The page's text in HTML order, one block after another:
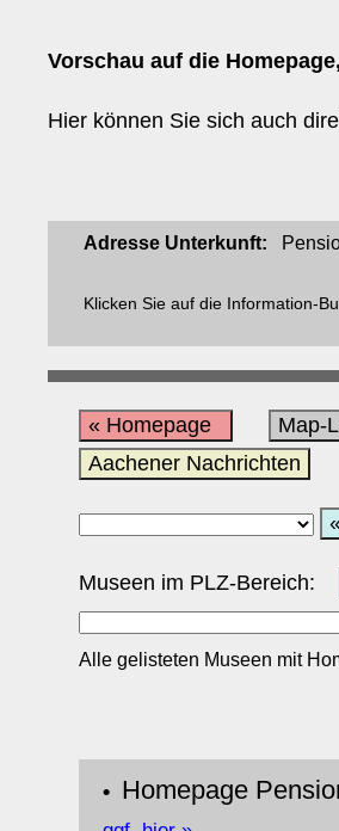
Vorschau auf die
Hier können Sie sich auch
Adresse Unterkunft:
Klicken Sie auf die Information-